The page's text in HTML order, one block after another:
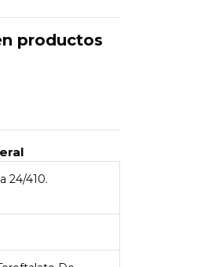
productos
24/410.